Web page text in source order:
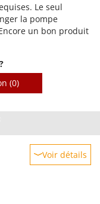
Le seul
la pompe
un bon produit
(0)
Voir détails